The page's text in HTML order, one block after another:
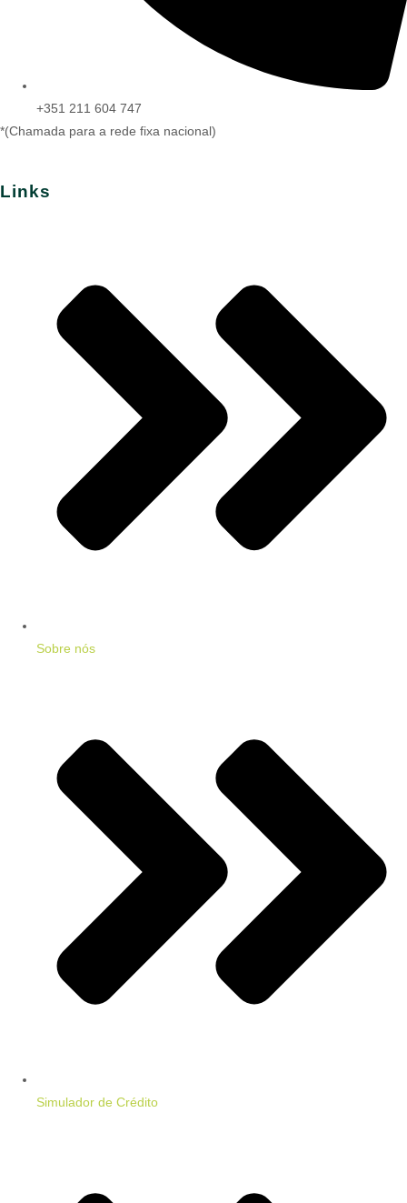
+351 211 604 747
*(Chamada para a rede fixa nacional)
Links
Sobre nós
Simulador de Crédito